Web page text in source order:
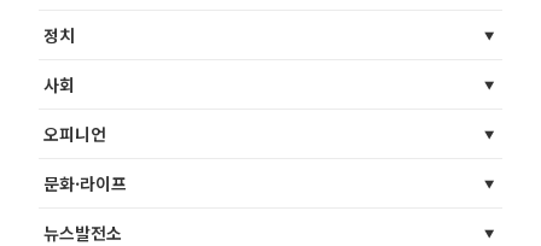
정치
사회
오피니언
문화·라이프
뉴스발전소